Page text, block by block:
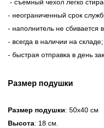
- съемный чехол легко
- неограниченный срок
- наполнитель не сбивается
- всегда в наличии на складе;
- быстрая отправка в день
Размер подушки
Размер подушки: 50х40 см
Высота: 18 см.